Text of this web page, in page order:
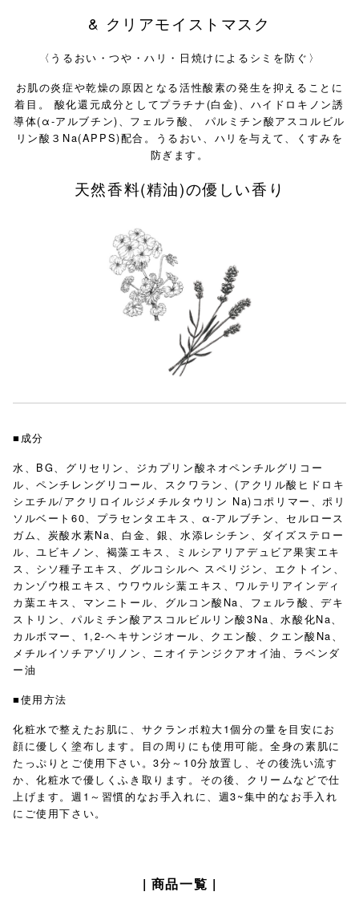
& クリアモイストマスク
〈うるおい・つや・ハリ・日焼けによるシミを防ぐ〉
お肌の炎症や乾燥の原因となる活性酸素の発生を抑えることに
着目。
酸化還元成分としてプラチナ(白金)、ハイドロキノン誘
導体(α-アルブチン)、フェルラ酸、
パルミチン酸アスコルビル
リン酸３Na(APPS)配合。うるおい、ハリを与えて、くすみを
防ぎます。
天然香料(精油)の優しい香り
■成分
水、BG、グリセリン、ジカプリン酸ネオペンチルグリコー
ル、ペンチレングリコール、スクワラン、(アクリル酸ヒドロキ
シエチル/アクリロイルジメチルタウリン Na)コポリマー、ポリ
ソルベート60、プラセンタエキス、α-アルブチン、セルロース
ガム、炭酸水素Na、白金、銀、水添レシチン、ダイズステロー
ル、ユビキノン、褐藻エキス、ミルシアリアデュビア果実エキ
ス、シソ種子エキス、グルコシルヘ スペリジン、エクトイン、
カンゾウ根エキス、ウワウルシ葉エキス、ワルテリアインディ
カ葉エキス、マンニトール、グルコン酸Na、フェルラ酸、デキ
ストリン、パルミチン酸アスコルビルリン酸3Na、水酸化Na、
カルボマー、1,2-ヘキサンジオール、クエン酸、クエン酸Na、
メチルイソチアゾリノン、ニオイテンジクアオイ油、ラベンダ
ー油
■使用方法
化粧水で整えたお肌に、サクランボ粒大1個分の量を目安にお
顔に優しく塗布します。目の周りにも使用可能。全身の素肌に
たっぷりとご使用下さい。3分～10分放置し、その後洗い流す
か、化粧水で優しくふき取ります。その後、クリームなどで仕
上げます。週1～習慣的なお手入れに、週3~集中的なお手入れ
にご使用下さい。
| 商品一覧 |